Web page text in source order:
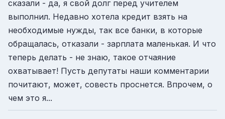
сказали - да, я свой долг перед учителем
выполнил. Недавно хотела кредит взять на
необходимые нужды, так все банки, в которые
обращалась, отказали - зарплата маленькая. И что
теперь делать - не знаю, такое отчаяние
охватывает! Пусть депутаты наши комментарии
почитают, может, совесть проснется. Впрочем, о
чем это я...